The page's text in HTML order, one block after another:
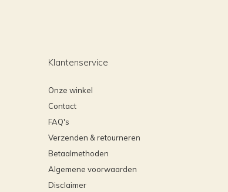
Klantenservice
Onze winkel
Contact
FAQ's
Verzenden & retourneren
Betaalmethoden
Algemene voorwaarden
Disclaimer